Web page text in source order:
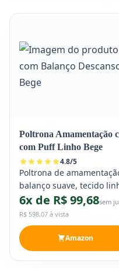
Poltrona Amamentação
com Puff Linho Bege
4.8/5
Poltrona de
balanço suave, tecido
puff combinando.
ergonômico para
amamentação.
6x de R$ 99,68sem
R$ 598,07 à vista
Amazon